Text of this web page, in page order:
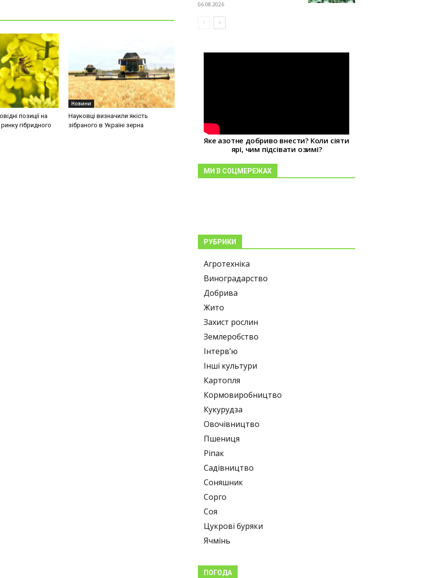
позиції на
гібридного
Новини
Науковці визначили якість
зібраного в Україні зерна
06.08.2026
Яке азотне добриво внести? Коли сіяти
ярі, чим підсівати озимі?
МИ В СОЦМЕРЕЖАХ
РУБРИКИ
Агротехніка
Виноградарство
Добрива
Жито
Захист рослин
Землеробство
Інтерв’ю
Інші культури
Картопля
Кормовиробництво
Кукурудза
Овочівництво
Пшениця
Ріпак
Садівництво
Соняшник
Сорго
Соя
Цукрові буряки
Ячмінь
ПОГОДА